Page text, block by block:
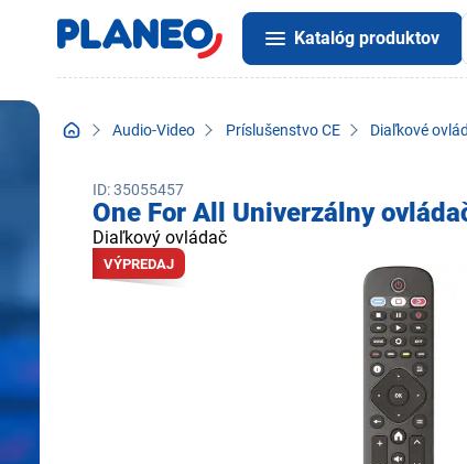
Katalóg produktov
Audio-Video Príslušenstvo CE Diaľkové
ID: 35055457
One For All Univerzálny
Diaľkový ovládač
VÝPREDAJ